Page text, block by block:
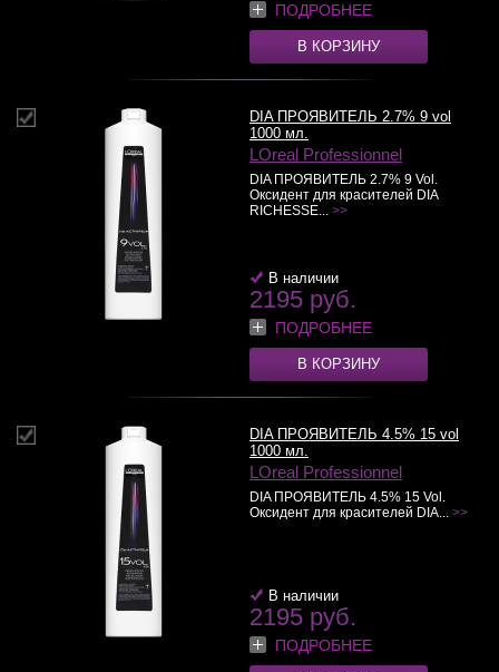
ПОДРОБНЕЕ
В КОРЗИНУ
DIA ПРОЯВИТЕЛЬ 2.7% 9 vol
1000 мл.
LOreal Professionnel
DIA ПРОЯВИТЕЛЬ 2.7% 9 Vol.
Оксидент для красителей DIA
RICHESSE... >>
В наличии
2195 руб.
ПОДРОБНЕЕ
В КОРЗИНУ
DIA ПРОЯВИТЕЛЬ 4.5% 15 vol
1000 мл.
LOreal Professionnel
DIA ПРОЯВИТЕЛЬ 4.5% 15 Vol.
Оксидент для красителей DIA... >>
В наличии
2195 руб.
ПОДРОБНЕЕ